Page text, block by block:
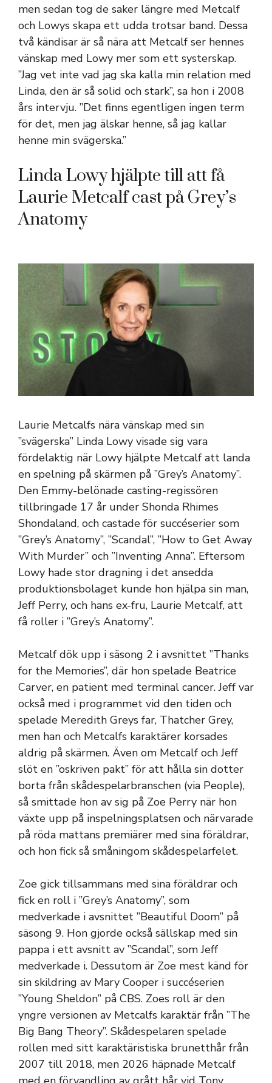
men sedan tog de saker längre med Metcalf
och Lowys skapa ett udda trotsar band. Dessa
två kändisar är så nära att Metcalf ser hennes
vänskap med Lowy mer som ett systerskap.
”Jag vet inte vad jag ska kalla min relation med
Linda, den är så solid och stark”, sa hon i 2008
års intervju. ”Det finns egentligen ingen term
för det, men jag älskar henne, så jag kallar
henne min svägerska.”
Linda Lowy hjälpte till att få
Laurie Metcalf cast på Grey’s
Anatomy
Laurie Metcalfs nära vänskap med sin
”svägerska” Linda Lowy visade sig vara
fördelaktig när Lowy hjälpte Metcalf att landa
en spelning på skärmen på ”Grey’s Anatomy”.
Den Emmy-belönade casting-regissören
tillbringade 17 år under Shonda Rhimes
Shondaland, och castade för succéserier som
”Grey’s Anatomy”, ”Scandal”, ”How to Get Away
With Murder” och ”Inventing Anna”. Eftersom
Lowy hade stor dragning i det ansedda
produktionsbolaget kunde hon hjälpa sin man,
Jeff Perry, och hans ex-fru, Laurie Metcalf, att
få roller i ”Grey’s Anatomy”.
Metcalf dök upp i säsong 2 i avsnittet ”Thanks
for the Memories”, där hon spelade Beatrice
Carver, en patient med terminal cancer. Jeff var
också med i programmet vid den tiden och
spelade Meredith Greys far, Thatcher Grey,
men han och Metcalfs karaktärer korsades
aldrig på skärmen. Även om Metcalf och Jeff
slöt en ”oskriven pakt” för att hålla sin dotter
borta från skådespelarbranschen (via People),
så smittade hon av sig på Zoe Perry när hon
växte upp på inspelningsplatsen och närvarade
på röda mattans premiärer med sina föräldrar,
och hon fick så småningom skådespelarfelet.
Zoe gick tillsammans med sina föräldrar och
fick en roll i ”Grey’s Anatomy”, som
medverkade i avsnittet ”Beautiful Doom” på
säsong 9. Hon gjorde också sällskap med sin
pappa i ett avsnitt av ”Scandal”, som Jeff
medverkade i. Dessutom är Zoe mest känd för
sin skildring av Mary Cooper i succéserien
”Young Sheldon” på CBS. Zoes roll är den
yngre versionen av Metcalfs karaktär från ”The
Big Bang Theory”. Skådespelaren spelade
rollen med sitt karaktäristiska brunetthår från
2007 till 2018, men 2026 häpnade Metcalf